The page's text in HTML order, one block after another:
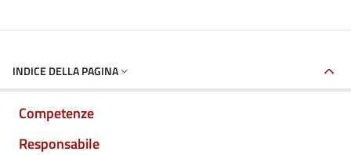
INDICE DELLA PAGINA
Competenze
Responsabile